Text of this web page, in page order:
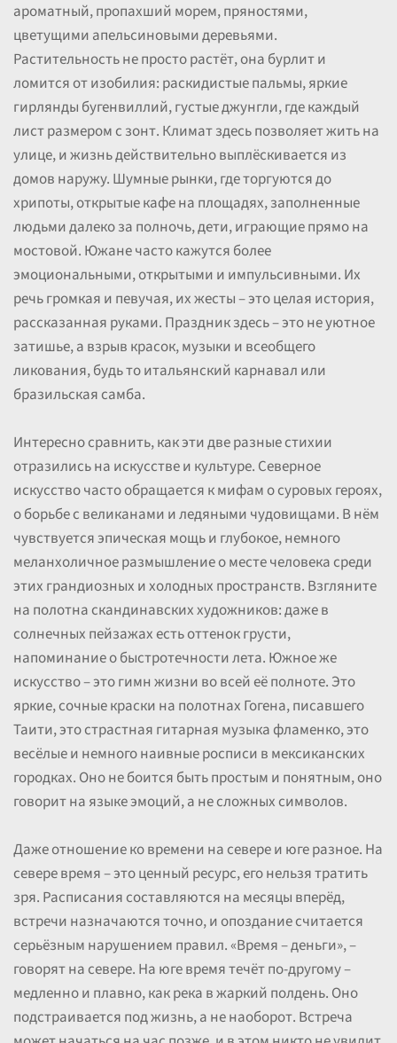
ароматный, пропахший морем, пряностями,
цветущими апельсиновыми деревьями.
Растительность не просто растёт, она бурлит и
ломится от изобилия: раскидистые пальмы, яркие
гирлянды бугенвиллий, густые джунгли, где каждый
лист размером с зонт. Климат здесь позволяет жить на
улице, и жизнь действительно выплёскивается из
домов наружу. Шумные рынки, где торгуются до
хрипоты, открытые кафе на площадях, заполненные
людьми далеко за полночь, дети, играющие прямо на
мостовой. Южане часто кажутся более
эмоциональными, открытыми и импульсивными. Их
речь громкая и певучая, их жесты – это целая история,
рассказанная руками. Праздник здесь – это не уютное
затишье, а взрыв красок, музыки и всеобщего
ликования, будь то итальянский карнавал или
бразильская самба.
Интересно сравнить, как эти две разные стихии
отразились на искусстве и культуре. Северное
искусство часто обращается к мифам о суровых героях,
о борьбе с великанами и ледяными чудовищами. В нём
чувствуется эпическая мощь и глубокое, немного
меланхоличное размышление о месте человека среди
этих грандиозных и холодных пространств. Взгляните
на полотна скандинавских художников: даже в
солнечных пейзажах есть оттенок грусти,
напоминание о быстротечности лета. Южное же
искусство – это гимн жизни во всей её полноте. Это
яркие, сочные краски на полотнах Гогена, писавшего
Таити, это страстная гитарная музыка фламенко, это
весёлые и немного наивные росписи в мексиканских
городках. Оно не боится быть простым и понятным, оно
говорит на языке эмоций, а не сложных символов.
Даже отношение ко времени на севере и юге разное. На
севере время – это ценный ресурс, его нельзя тратить
зря. Расписания составляются на месяцы вперёд,
встречи назначаются точно, и опоздание считается
серьёзным нарушением правил. «Время – деньги», –
говорят на севере. На юге время течёт по-другому –
медленно и плавно, как река в жаркий полдень. Оно
подстраивается под жизнь, а не наоборот. Встреча